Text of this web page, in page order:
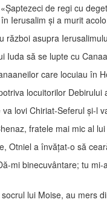
de regi cu
Ierusalim şi a murit
război asupra
Iuda să se lupte cu
care locuiau în
locuitorilor
lovi Chiriat-Seferul şi-l
fratele mai mic al
Otniel a învăţat-o să
mi binecuvântare; tu
lui Moise, au mers